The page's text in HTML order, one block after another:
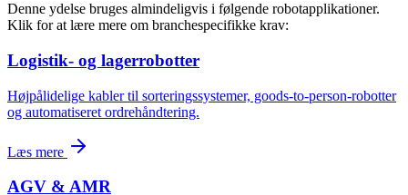
Denne ydelse bruges almindeligvis i følgende robotapplikationer.
Klik for at lære mere om branchespecifikke krav:
Logistik- og lagerrobotter
Højpålidelige kabler til sorteringssystemer, goods-to-person-robotter
og automatiseret ordrehåndtering.
Læs mere
AGV & AMR